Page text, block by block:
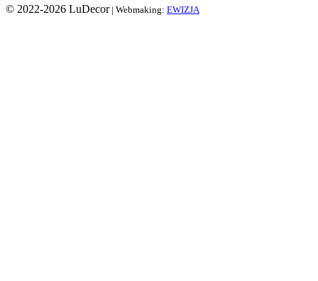
© 2022-2026 LuDecor| Webmaking: EWIZJA